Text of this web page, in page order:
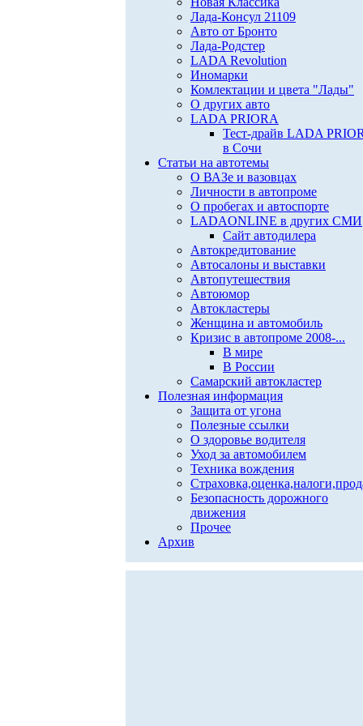
Лада-Консул 21109
Авто от Бронто
Лада-Родстер
LADA Revolution
Иномарки
Комлектации и цвета "Лады"
О других авто
LADA PRIORA
Тест-драйв LADA
в Сочи
Статьи на автотемы
О ВАЗе и вазовцах
Личности в автопроме
О пробегах и автоспорте
LADAONLINE в других СМИ
Сайт автодилера
Автокредитование
Автосалоны и выставки
Автопутешествия
Автоюмор
Автокластеры
Женщина и автомобиль
Кризис в автопроме 2008-...
В мире
В России
Самарский автокластер
Полезная информация
Защита от угона
Полезные ссылки
О здоровье водителя
Уход за автомобилем
Техника вождения
Безопасность дорожного
движения
Прочее
Архив